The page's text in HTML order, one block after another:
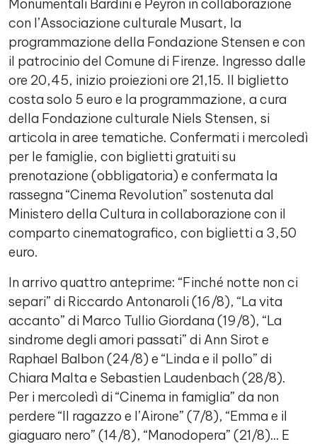
Monumentali Bardini e Peyron in collaborazione
con l’Associazione culturale Musart, la
programmazione della Fondazione Stensen e con
il patrocinio del Comune di Firenze. Ingresso dalle
ore 20,45, inizio proiezioni ore 21,15. Il biglietto
costa solo 5 euro e la programmazione, a cura
della Fondazione culturale Niels Stensen, si
articola in aree tematiche. Confermati i mercoledì
per le famiglie, con biglietti gratuiti su
prenotazione (obbligatoria) e confermata la
rassegna “Cinema Revolution” sostenuta dal
Ministero della Cultura in collaborazione con il
comparto cinematografico, con biglietti a 3,50
euro.
In arrivo quattro anteprime: “Finché notte non ci
separi” di Riccardo Antonaroli (16/8), “La vita
accanto” di Marco Tullio Giordana (19/8), “La
sindrome degli amori passati” di Ann Sirot e
Raphael Balbon (24/8) e “Linda e il pollo” di
Chiara Malta e Sebastien Laudenbach (28/8).
Per i mercoledì di “Cinema in famiglia” da non
perdere “Il ragazzo e l’Airone” (7/8), “Emma e il
giaguaro nero” (14/8), “Manodopera” (21/8)… E